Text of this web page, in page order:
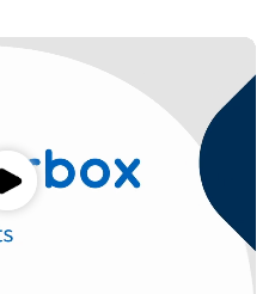
Play